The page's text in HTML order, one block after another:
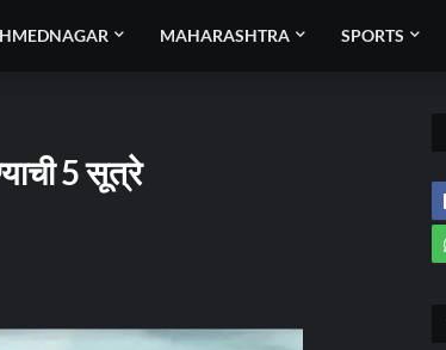
MAHARASHTRA SPORTS
5 सूत्रे